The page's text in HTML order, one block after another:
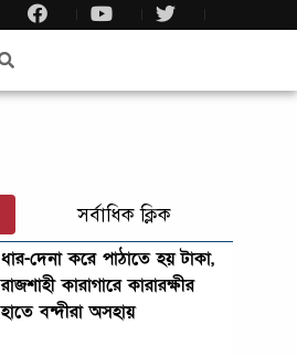
সর্বাধিক ক্লিক
ধার-দেনা করে পাঠাতে হয় টাকা,
রাজশাহী কারাগারে কারারক্ষীর
হাতে বন্দীরা অসহায়